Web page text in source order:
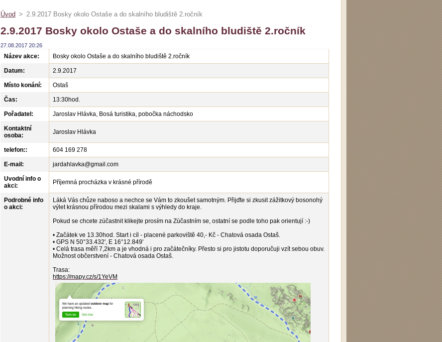
Úvod > 2.9.2017 Bosky okolo Ostaše a do skalního bludiště 2.ročník
2.9.2017 Bosky okolo Ostaše a do skalního bludiště 2.ročník
27.08.2017 20:26
Název akce: Bosky okolo Ostaše a do skalního bludiště 2.ročník
Datum: 2.9.2017
Místo konání: Ostaš
Čas: 13:30hod.
Pořadatel: Jaroslav Hlávka, Bosá turistika, pobočka náchodsko
Kontaktní
osoba:
Jaroslav Hlávka
telefon:: 604 169 278
E-mail: jardahlavka@gmail.com
Uvodní info o
akci:
Příjemná procházka v krásné přírodě
Podrobné info
o akci:
Láká Vás chůze naboso a nechce se Vám to zkoušet samotným. Přijďte si zkusit zážitkový bosonohý
výlet krásnou přírodou mezi skalami s výhledy do kraje.
Pokud se chcete zúčastnit klikejte prosím na Zúčastním se, ostatní se podle toho pak orientují :-)
• Začátek ve 13.30hod. Start i cíl - placené parkoviště 40,- Kč - Chatová osada Ostaš.
• GPS N 50°33.432', E 16°12.849'
• Celá trasa měří 7,2km a je vhodná i pro začátečníky. Přesto si pro jistotu doporučuji vzít sebou obuv.
Možnost občerstvení - Chatová osada Ostaš.
Trasa:
https://mapy.cz/s/1YeVM